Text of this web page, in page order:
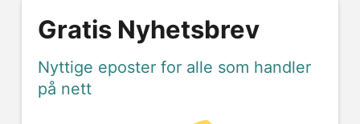
Gratis Nyhetsbrev
Nyttige eposter for alle som handler
på nett